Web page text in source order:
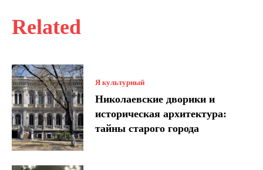
Related
Я культурный
Николаевские дворики и
историческая архитектура:
тайны старого города